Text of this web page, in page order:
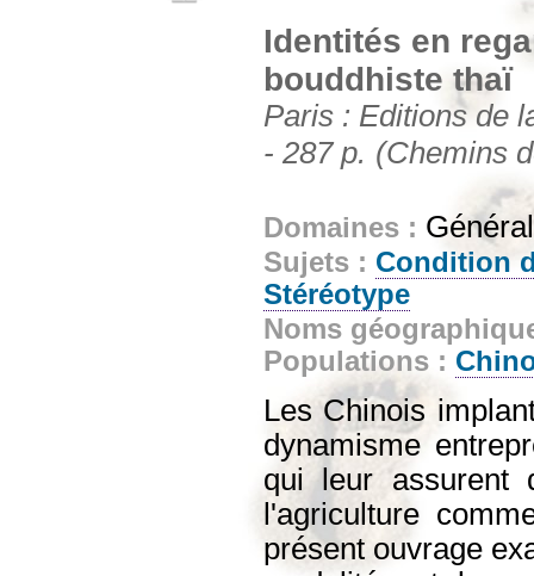
Identités en
bouddhiste thaï
Paris : Editions de
- 287 p. (Chemins
Domaines :
Sujets : Condition
Stéréotype
Noms
Populations :
Les Chinois
dynamisme
qui leur assurent
l'agriculture
présent ouvrage